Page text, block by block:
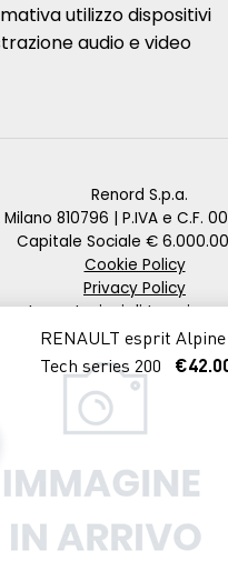
RENAULT esprit
Tech series 200
utilizzo dispositivi
audio e video
Renord S.p.a.
Milano 810796 | P.IVA e C.F.
Capitale Sociale €
Cookie Policy
Privacy Policy
Impostazioni di
Credits
Agenzia SEO